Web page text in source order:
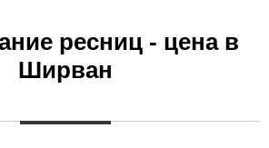
ресниц - цена в
Ширван